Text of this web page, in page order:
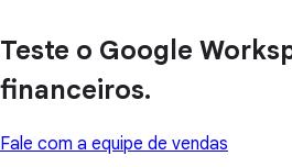
Teste o Google
financeiros.
Fale com a equipe de vendas